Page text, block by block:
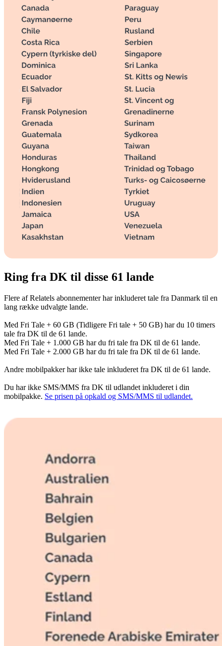
Ring fra DK til disse 61 lande
Flere af Relatels abonnementer har inkluderet tale fra Danmark til en
lang række udvalgte lande.
Med Fri Tale + 60 GB (Tidligere Fri tale + 50 GB) har du 10 timers
tale fra DK til de 61 lande.
Med Fri Tale + 1.000 GB har du fri tale fra DK til de 61 lande.
Med Fri Tale + 2.000 GB har du fri tale fra DK til de 61 lande.
Andre mobilpakker har ikke tale inkluderet fra DK til de 61 lande.
Du har ikke SMS/MMS fra DK til udlandet inkluderet i din
mobilpakke. Se prisen på opkald og SMS/MMS til udlandet.